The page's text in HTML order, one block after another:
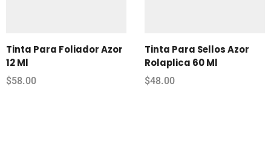
Tinta Para Foliador Azor
12 Ml
$58.00
Tinta Para Sellos Azor
Rolaplica 60 Ml
$48.00